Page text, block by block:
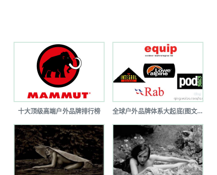
十大顶级高端户外品牌排行榜 全球户外品牌体系大起底(图文详解)